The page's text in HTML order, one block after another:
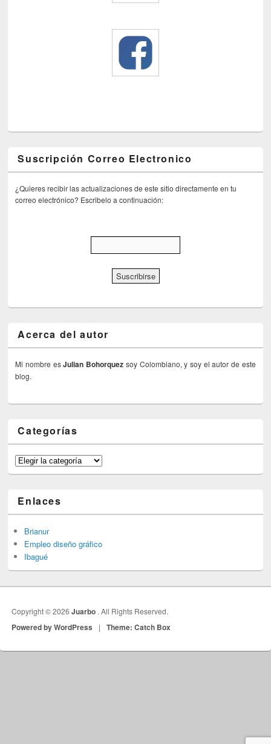
Suscripción Correo Electronico
¿Quieres recibir las actualizaciones de este sitio directamente en tu
correo electrónico? Escribelo a continuación:
Acerca del autor
Mi nombre esJulian Bohorquez soy Colombiano, y soy el autor de este
blog.
Categorías
Categorías
Enlaces
Brianur
Empleo diseño gráfico
Ibagué
Copyright © 2026Juarbo . All Rights Reserved.
Powered by WordPress | Theme: Catch Box